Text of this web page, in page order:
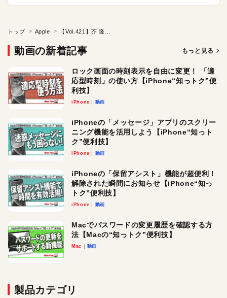
トップ Apple
動画の新着記事 もっと見る
ロック画面の時刻表示を自由に変更！ 「適
応型時刻」の使い方【iPhone“知っトク”便
利技】
iPhone 動画
iPhoneの「メッセージ」アプリのスクリー
ニング機能を活用しよう【iPhone“知っト
ク”便利技】
iPhone 動画
iPhoneの「保留アシスト」機能が超便利！
解除された瞬間にお知らせ【iPhone“知っ
トク”便利技】
iPhone 動画
Macでパスワードの変更履歴を確認する方
法【Macの“知っトク”便利技】
Mac 動画
製品カテゴリ